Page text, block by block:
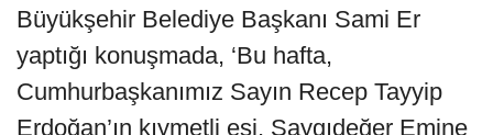
Büyükşehir Belediye Başkanı Sami Er
yaptığı konuşmada, ‘Bu hafta,
Cumhurbaşkanımız Sayın Recep Tayyip
Erdoğan’ın kıymetli eşi, Saygıdeğer Emine